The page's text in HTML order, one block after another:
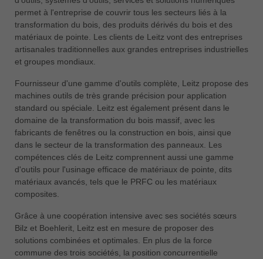
permet à l'entreprise de couvrir tous les secteurs liés à la
transformation du bois, des produits dérivés du bois et des
matériaux de pointe. Les clients de Leitz vont des entreprises
artisanales traditionnelles aux grandes entreprises industrielles
et groupes mondiaux.
Fournisseur d'une gamme d'outils complète, Leitz propose des
machines outils de très grande précision pour application
standard ou spéciale. Leitz est également présent dans le
domaine de la transformation du bois massif, avec les
fabricants de fenêtres ou la construction en bois, ainsi que
dans le secteur de la transformation des panneaux. Les
compétences clés de Leitz comprennent aussi une gamme
d'outils pour l'usinage efficace de matériaux de pointe, dits
matériaux avancés, tels que le PRFC ou les matériaux
composites.
Grâce à une coopération intensive avec ses sociétés sœurs
Bilz et Boehlerit, Leitz est en mesure de proposer des
solutions combinées et optimales. En plus de la force
commune des trois sociétés, la position concurrentielle